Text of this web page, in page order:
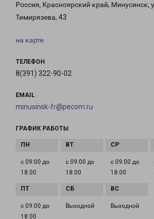
Россия, Красноярский край, Минусинск,
Тимирязева, 43
на карте
ТЕЛЕФОН
8(391) 322-90-02
EMAIL
minusinsk-fr@pecom.ru
ГРАФИК РАБОТЫ
с 09:00 до
18:00
с 09:00 до
18:00
с 09:00 до
18:00
с 09:00 до
18:00
Выходной Выходной